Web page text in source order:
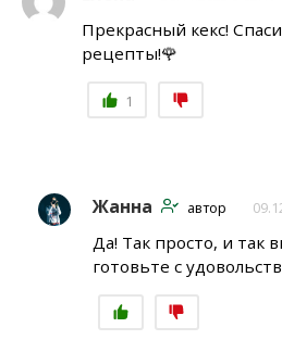
Прекрасный кекс!
рецепты!🌹
1
Жанна автор
Да! Так просто, и так
готовьте с